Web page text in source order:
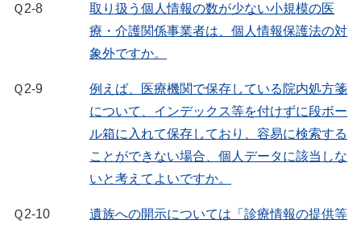
Ｑ2-8
取り扱う個人情報の数が少ない小規模の医
療・介護関係事業者は、個人情報保護法の対
象外ですか。
Ｑ2-9
例えば、医療機関で保存している院内処方箋
について、インデックス等を付けずに段ボー
ル箱に入れて保存しており、容易に検索する
ことができない場合、個人データに該当しな
いと考えてよいですか。
Ｑ2-10
遺族への開示については「診療情報の提供等